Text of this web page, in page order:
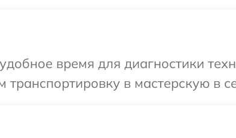
время для диагностики
в мастерскую в